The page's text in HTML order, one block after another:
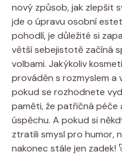
nový způsob, jak zlepšit
jde o úpravu osobní
pohodlí, je důležité si
větší sebejistotě začíná
volbami. Jakýkoliv
prováděn s rozmyslem a
pokud se rozhodnete
paměti, že patřičná péče
úspěchu. A pokud si
ztratili smysl pro humor,
nakonec stále jen zadek!